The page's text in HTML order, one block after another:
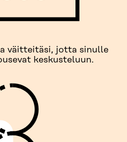
väitteitäsi, jotta sinulle
keskusteluun.